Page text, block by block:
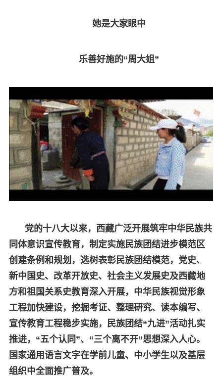
她是大家眼中
乐善好施的“周大姐”
党的十八大以来，西藏广泛开展筑牢中华民族共
同体意识宣传教育， 制定实施民族团结进步模范区
创建条例和规划，选树表彰民族团结模范，党史、
新中国史、改革开放史、社会主义发展史及西藏地
方和祖国关系史教育深入开展，中华民族视觉形象
工程加快建设，挖掘考证、整理研究、读本编写、
宣传教育工程稳步实施，民族团结“九进”活动扎实
推进，“五个认同”、“三个离不开”思想深入人心。
国家通用语言文字在学前儿童、中小学生以及基层
组织中全面推广普及。